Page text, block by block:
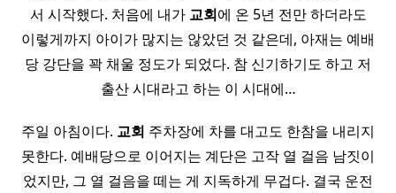
서 시작했다. 처음에 내가 교회에 온 5년 전만 하더라도
이렇게까지 아이가 많지는 않았던 것 같은데, 아재는 예배
당 강단을 꽉 채울 정도가 되었다. 참 신기하기도 하고 저
출산 시대라고 하는 이 시대에…
주일 아침이다. 교회 주차장에 차를 대고도 한참을 내리지
못한다. 예배당으로 이어지는 계단은 고작 열 걸음 남짓이
었지만, 그 열 걸음을 떼는 게 지독하게 무겁다. 결국 운전